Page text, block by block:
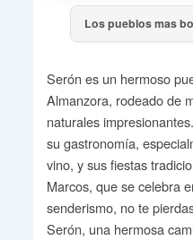
Los pueblos mas
Serón es un hermoso
Almanzora, rodeado de
naturales
su gastronomía,
vino, y sus fiestas
Marcos, que se celebra
senderismo, no te
Serón, una hermosa